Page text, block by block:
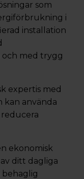
som
i
installation
och med trygg
expertis med
kan använda
ekonomisk
ditt dagliga